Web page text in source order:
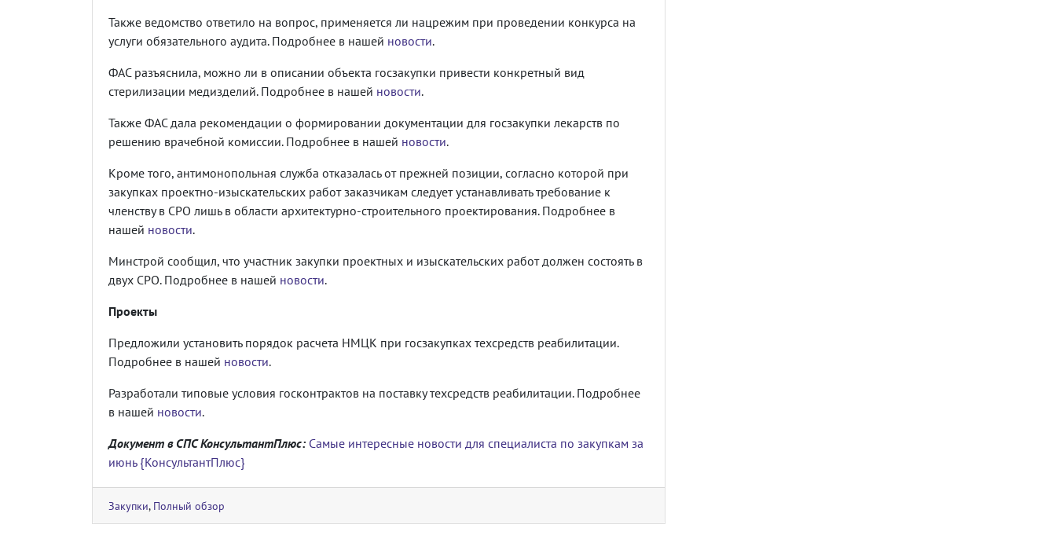
Также ведомство ответило на вопрос, применяется ли нацрежим при проведении конкурса на
услуги обязательного аудита. Подробнее в нашей новости.
ФАС разъяснила, можно ли в описании объекта госзакупки привести конкретный вид
стерилизации медизделий. Подробнее в нашей новости.
Также ФАС дала рекомендации о формировании документации для госзакупки лекарств по
решению врачебной комиссии. Подробнее в нашей новости.
Кроме того, антимонопольная служба отказалась от прежней позиции, согласно которой при
закупках проектно-изыскательских работ заказчикам следует устанавливать требование к
членству в СРО лишь в области архитектурно-строительного проектирования. Подробнее в
нашей новости.
Минстрой сообщил, что участник закупки проектных и изыскательских работ должен состоять в
двух СРО. Подробнее в нашей новости.
Проекты
Предложили установить порядок расчета НМЦК при госзакупках техсредств реабилитации.
Подробнее в нашей новости.
Разработали типовые условия госконтрактов на поставку техсредств реабилитации. Подробнее
в нашей новости.
Документ в СПС КонсультантПлюс: Самые интересные новости для специалиста по закупкам за
июнь {КонсультантПлюс}
Закупки, Полный обзор